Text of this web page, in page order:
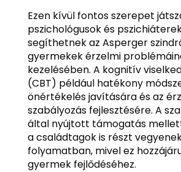
Ezen kívül fontos szerepet
pszichológusok és
segíthetnek az Asperger
gyermekek érzelmi
kezelésében. A kognitív
(CBT) például hatékony
önértékelés javítására és az
szabályozás fejlesztésére. A
által nyújtott támogatás
a családtagok is részt
folyamatban, mivel ez
gyermek fejlődéséhez.